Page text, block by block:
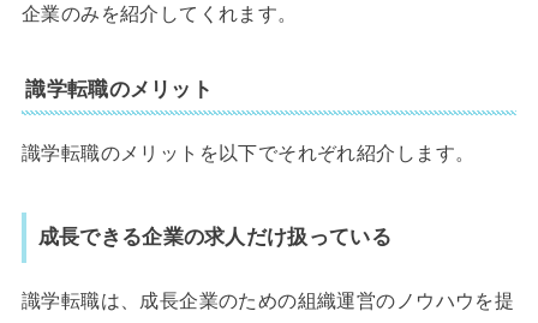
企業のみを紹介してくれます。
識学転職のメリット
識学転職のメリットを以下でそれぞれ紹介します。
成長できる企業の求人だけ扱っている
識学転職は、成長企業のための組織運営のノウハウを提